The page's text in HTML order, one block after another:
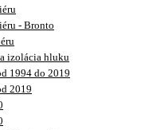
- Bronto
izolácia hluku
1994 do 2019
2019